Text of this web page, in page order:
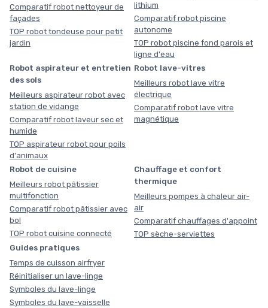
Comparatif robot nettoyeur de
façades
TOP robot tondeuse pour petit
jardin
lithium
Comparatif robot piscine
autonome
TOP robot piscine fond parois et
ligne d'eau
Robot aspirateur et entretien
des sols
Meilleurs aspirateur robot avec
station de vidange
Comparatif robot laveur sec et
humide
TOP aspirateur robot pour poils
d'animaux
Robot lave-vitres
Meilleurs robot lave vitre
électrique
Comparatif robot lave vitre
magnétique
Robot de cuisine
Meilleurs robot pâtissier
multifonction
Comparatif robot pâtissier avec
bol
TOP robot cuisine connecté
Chauffage et confort
thermique
Meilleurs pompes à chaleur air-
air
Comparatif chauffages d'appoint
TOP sèche-serviettes
Guides pratiques
Temps de cuisson airfryer
Réinitialiser un lave-linge
Symboles du lave-linge
Symboles du lave-vaisselle